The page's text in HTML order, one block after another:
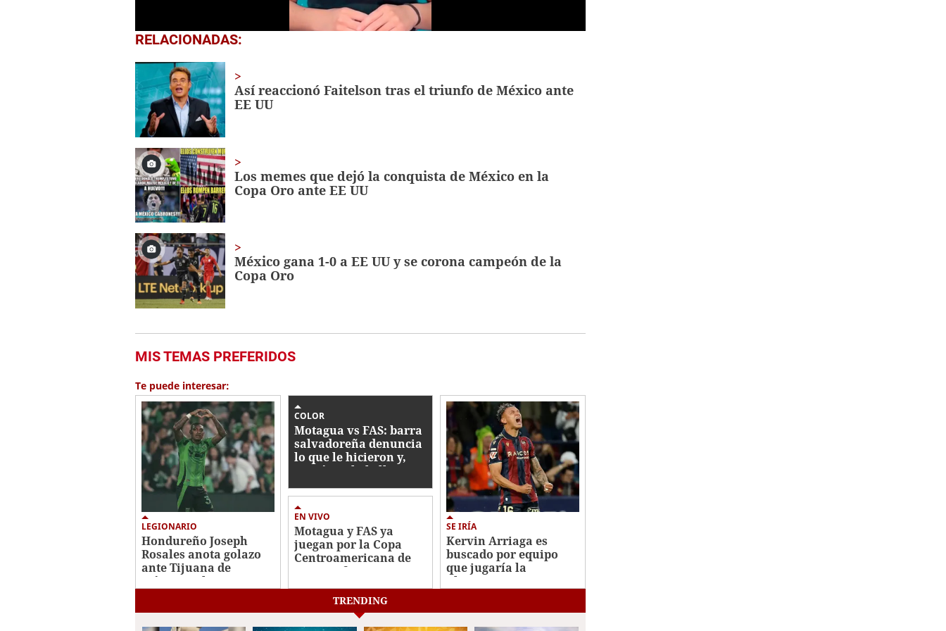
0
seconds
54
secondsVolume
0%
RELACIONADAS:
Así reaccionó Faitelson tras el triunfo de México ante
EE UU
Los memes que dejó la conquista de México en la
Copa Oro ante EE UU
México gana 1-0 a EE UU y se corona campeón de la
Copa Oro
MIS TEMAS PREFERIDOS
Te puede interesar:
LEGIONARIO
Hondureño Joseph
Rosales anota golazo
ante Tijuana de
México en la Leagues
COLOR
Motagua vs FAS: barra
salvadoreña denuncia
lo que le hicieron y,
¿quién es la bella
EN VIVO
Motagua y FAS ya
juegan por la Copa
Centroamericana de
Concacaf
SE IRÍA
Kervin Arriaga es
buscado por equipo
que jugaría la
Champions League
TRENDING